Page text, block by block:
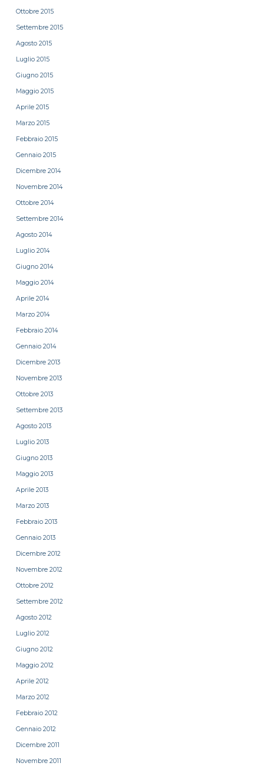
Ottobre 2015
Settembre 2015
Agosto 2015
Luglio 2015
Giugno 2015
Maggio 2015
Aprile 2015
Marzo 2015
Febbraio 2015
Gennaio 2015
Dicembre 2014
Novembre 2014
Ottobre 2014
Settembre 2014
Agosto 2014
Luglio 2014
Giugno 2014
Maggio 2014
Aprile 2014
Marzo 2014
Febbraio 2014
Gennaio 2014
Dicembre 2013
Novembre 2013
Ottobre 2013
Settembre 2013
Agosto 2013
Luglio 2013
Giugno 2013
Maggio 2013
Aprile 2013
Marzo 2013
Febbraio 2013
Gennaio 2013
Dicembre 2012
Novembre 2012
Ottobre 2012
Settembre 2012
Agosto 2012
Luglio 2012
Giugno 2012
Maggio 2012
Aprile 2012
Marzo 2012
Febbraio 2012
Gennaio 2012
Dicembre 2011
Novembre 2011